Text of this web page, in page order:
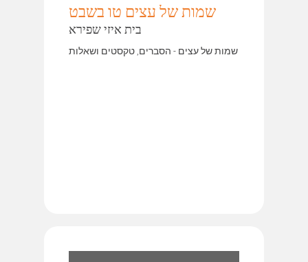
שמות של עצים טו בשבט
בית איזי שפירא
שמות של עצים - הסברים, טקסטים ושאלות